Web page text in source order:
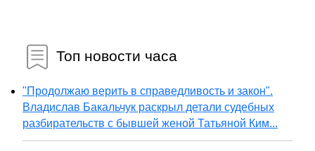
Топ новости часа
"Продолжаю верить в справедливость и закон".
Владислав Бакальчук раскрыл детали судебных
разбирательств с бывшей женой Татьяной Ким...